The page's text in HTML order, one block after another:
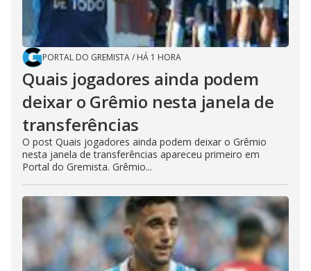
PORTAL DO GREMISTA/ HÁ 1 HORA
Quais jogadores ainda podem
deixar o Grêmio nesta janela de
transferências
O post Quais jogadores ainda podem deixar o Grêmio
nesta janela de transferências apareceu primeiro em
Portal do Gremista. Grêmio...